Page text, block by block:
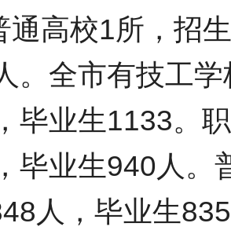
通高校1所，招
。全市有技工
毕业生1133。
毕业生940人。
人，毕业生